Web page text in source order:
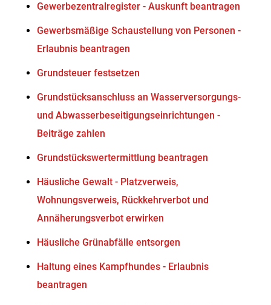
Gewerbezentralregister - Auskunft beantragen
Gewerbsmäßige Schaustellung von Personen -
Erlaubnis beantragen
Grundsteuer festsetzen
Grundstücksanschluss an Wasserversorgungs-
und Abwasserbeseitigungseinrichtungen -
Beiträge zahlen
Grundstückswertermittlung beantragen
Häusliche Gewalt - Platzverweis,
Wohnungsverweis, Rückkehrverbot und
Annäherungsverbot erwirken
Häusliche Grünabfälle entsorgen
Haltung eines Kampfhundes - Erlaubnis
beantragen